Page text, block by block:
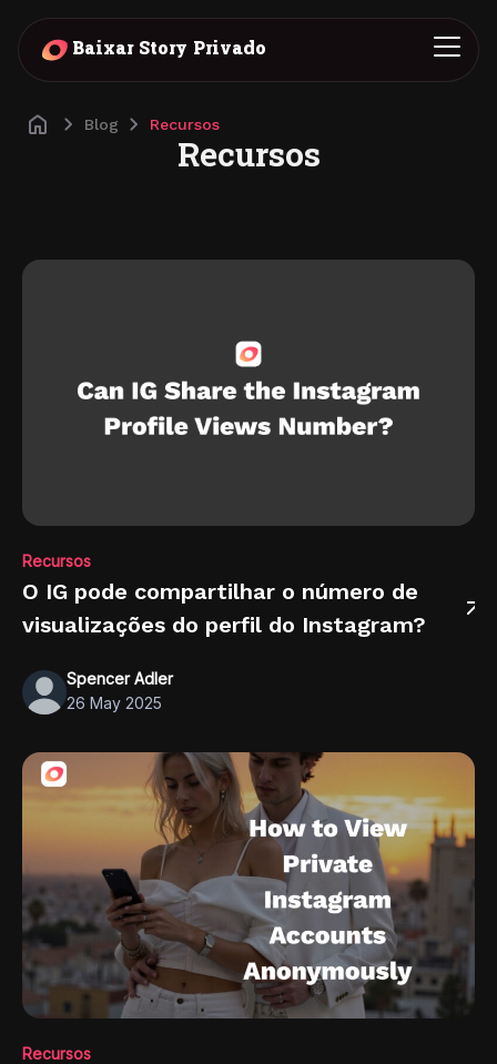
Baixar Story Privado
Blog Recursos
Recursos
Recursos
O IG pode compartilhar o número de
visualizações do perfil do Instagram?
Spencer Adler
26 May 2025
Recursos